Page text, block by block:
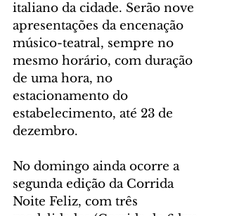
italiano da cidade. Serão nove
apresentações da encenação
músico-teatral, sempre no
mesmo horário, com duração
de uma hora, no
estacionamento do
estabelecimento, até 23 de
dezembro.
No domingo ainda ocorre a
segunda edição da Corrida
Noite Feliz, com três